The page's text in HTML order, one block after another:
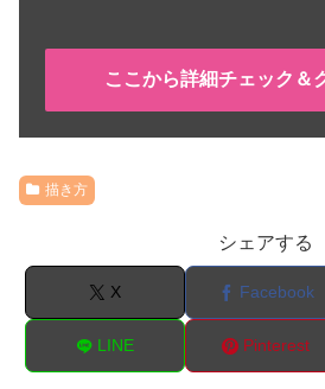
ここから詳細チェック＆
描き方
シェアする
X Facebook
LINE Pinterest